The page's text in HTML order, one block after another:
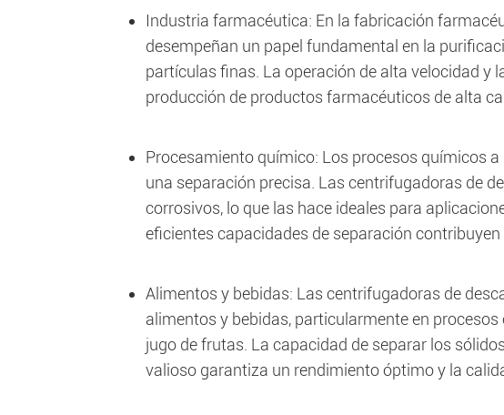
Industria farmacéutica: En la fabricación
desempeñan un papel fundamental en la
partículas finas. La operación de alta velocidad y
producción de productos farmacéuticos de alta
Procesamiento químico: Los procesos químicos
una separación precisa. Las centrifugadoras de
corrosivos, lo que las hace ideales para
eficientes capacidades de separación
Alimentos y bebidas: Las centrifugadoras de
alimentos y bebidas, particularmente en
jugo de frutas. La capacidad de separar los
valioso garantiza un rendimiento óptimo y la